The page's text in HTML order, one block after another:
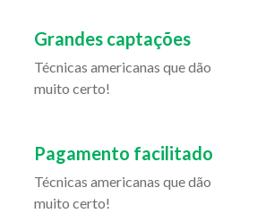
Grandes captações
Técnicas americanas que dão
muito certo!
Pagamento facilitado
Técnicas americanas que dão
muito certo!